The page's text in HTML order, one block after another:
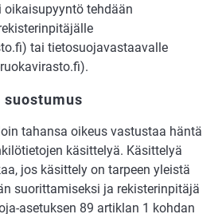
tehdään
tai tietosuojavastaavalle
tahansa oikeus vastustaa häntä
käsittelyä. Käsittelyä
jos käsittely on tarpeen yleistä
suorittamiseksi ja rekisterinpitäjä
asetuksen 89 artiklan 1 kohdan